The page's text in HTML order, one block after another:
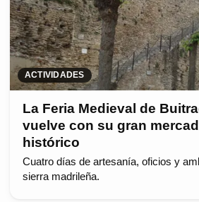
ACTIVIDADES
La Feria Medieval de
vuelve con su gran
histórico
Cuatro días de artesanía, oficios y
sierra madrileña.